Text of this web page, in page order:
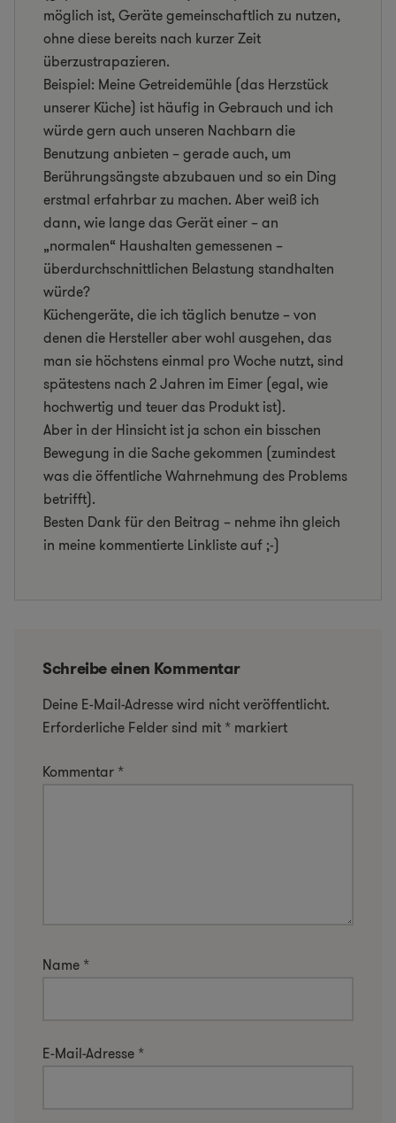
möglich ist, Geräte gemeinschaftlich zu nutzen,
ohne diese bereits nach kurzer Zeit
überzustrapazieren.
Beispiel: Meine Getreidemühle (das Herzstück
unserer Küche) ist häufig in Gebrauch und ich
würde gern auch unseren Nachbarn die
Benutzung anbieten – gerade auch, um
Berührungsängste abzubauen und so ein Ding
erstmal erfahrbar zu machen. Aber weiß ich
dann, wie lange das Gerät einer – an
„normalen“ Haushalten gemessenen –
überdurchschnittlichen Belastung standhalten
würde?
Küchengeräte, die ich täglich benutze – von
denen die Hersteller aber wohl ausgehen, das
man sie höchstens einmal pro Woche nutzt, sind
spätestens nach 2 Jahren im Eimer (egal, wie
hochwertig und teuer das Produkt ist).
Aber in der Hinsicht ist ja schon ein bisschen
Bewegung in die Sache gekommen (zumindest
was die öffentliche Wahrnehmung des Problems
betrifft).
Besten Dank für den Beitrag – nehme ihn gleich
in meine kommentierte Linkliste auf ;-)
Schreibe einen Kommentar
Deine E-Mail-Adresse wird nicht veröffentlicht.
Erforderliche Felder sind mit * markiert
Kommentar *
Name *
E-Mail-Adresse *